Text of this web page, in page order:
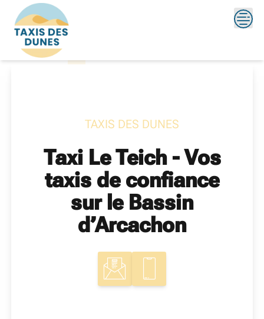
content
TAXIS DES DUNES
Taxi Le Teich - Vos
taxis de confiance
sur le Bassin
d’Arcachon